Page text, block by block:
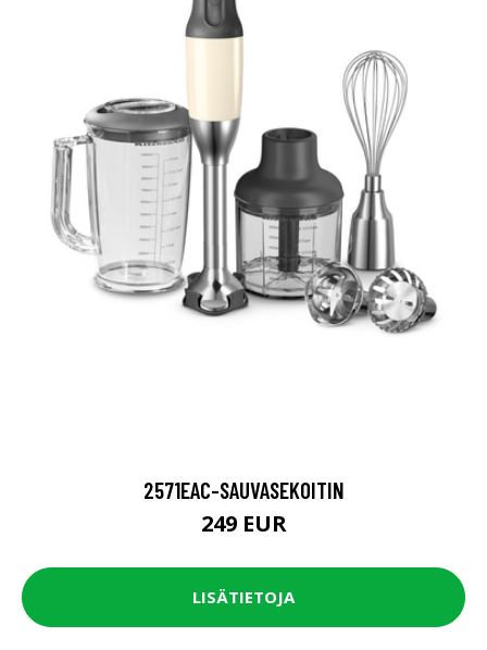
2571EAC-SAUVASEKOITIN
249 EUR
LISÄTIETOJA